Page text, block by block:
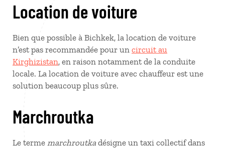
Location de voiture
Bien que possible à Bichkek, la location de voiture
n’est pas recommandée pour un circuit au
Kirghizistan, en raison notamment de la conduite
locale. La location de voiture avec chauffeur est une
solution beaucoup plus sûre.
Marchroutka
Le terme marchroutka désigne un taxi collectif dans